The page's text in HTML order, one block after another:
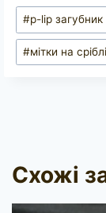
Позначки
запису:
#p-lip загубник
#мітки на сріблі
Схожі